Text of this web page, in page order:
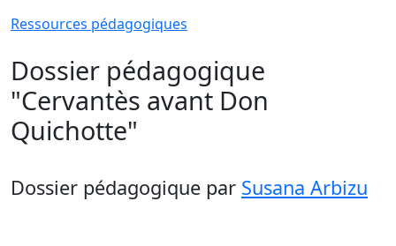
Ressources pédagogiques
Dossier pédagogique
"Cervantès avant Don
Quichotte"
Dossier pédagogique par Susana Arbizu